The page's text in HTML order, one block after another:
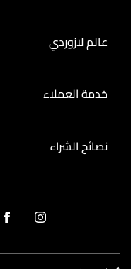
عالم لازوردي
خدمة العملاء
نصائح الشراء